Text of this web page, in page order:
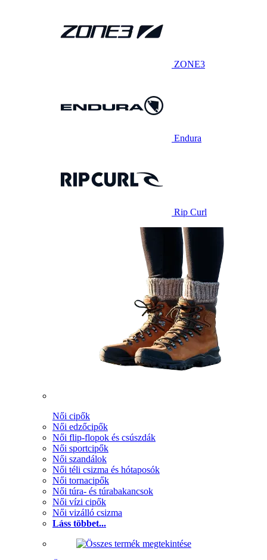
ZONE3
Endura
Rip Curl
Női cipők
Női edzőcipők
Női flip-flopok és csúszdák
Női sportcipők
Női szandálok
Női téli csizma és hótaposók
Női tornacipők
Női túra- és túrabakancsok
Női vízi cipők
Női vizálló csizma
Láss többet...